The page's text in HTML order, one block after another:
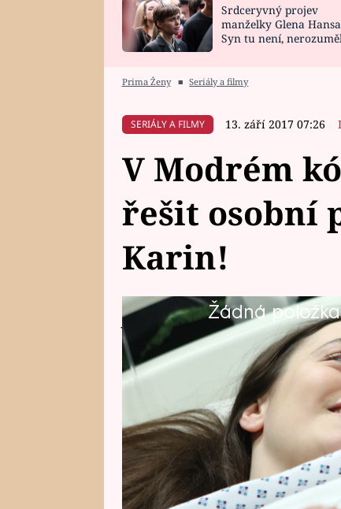
HOROSKOP NA
CELEBRITY
VAŘENÍ
Srdceryvný projev
manželky Glena
Syn tu není,
Prima Ženy ■ Seriály a filmy
SERIÁLY A FILMY 13. září 2017 07:26
V Modrém
řešit osobní
Karin!
Žádná
Jakmile jde o blízké, je při
větší. A to dokonce i když jste